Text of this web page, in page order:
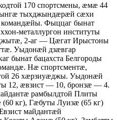
170 спортсмены, æмæ 44
тыхджындæрæй сæхи
Фыццаг бынат
металлургон институты
2-аг — Цæгат Ирыстоны
Уыдонæй дзæвгар
бынат бацахста Белгороды
Нæ спортсментæ,
26 хæрзиуæджы. Уыдонæй
12, æвзист — 10, бронзæ — 4.
рамбылдтой Плиты
кг), Гæбуты Луизæ (65 кг)
майдантæй